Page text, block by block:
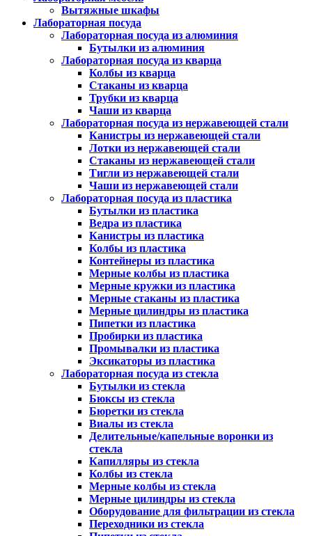
Вытяжные шкафы
Лабораторная посуда
Лабораторная посуда из алюминия
Бутылки из алюминия
Лабораторная посуда из кварца
Колбы из кварца
Стаканы из кварца
Трубки из кварца
Чаши из кварца
Лабораторная посуда из нержавеющей стали
Канистры из нержавеющей стали
Лотки из нержавеющей стали
Стаканы из нержавеющей стали
Тигли из нержавеющей стали
Чаши из нержавеющей стали
Лабораторная посуда из пластика
Бутылки из пластика
Ведра из пластика
Канистры из пластика
Колбы из пластика
Контейнеры из пластика
Мерные колбы из пластика
Мерные кружки из пластика
Мерные стаканы из пластика
Мерные цилиндры из пластика
Пипетки из пластика
Пробирки из пластика
Промывалки из пластика
Эксикаторы из пластика
Лабораторная посуда из стекла
Бутылки из стекла
Бюксы из стекла
Бюретки из стекла
Виалы из стекла
Делительные/капельные воронки из
стекла
Капилляры из стекла
Колбы из стекла
Мерные колбы из стекла
Мерные цилиндры из стекла
Оборудование для фильтрации из стекла
Переходники из стекла